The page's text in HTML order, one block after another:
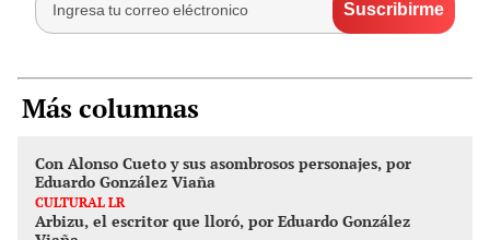
Más columnas
Con Alonso Cueto y sus asombrosos personajes, por
Eduardo González Viaña
CULTURAL LR
Arbizu, el escritor que lloró, por Eduardo González